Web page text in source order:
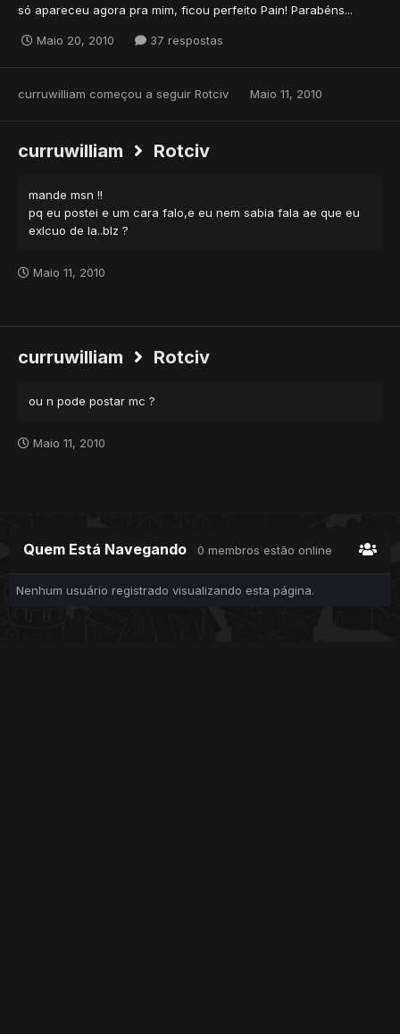
só apareceu agora pra mim, ficou perfeito Pain! Parabéns...
Maio 20, 2010 37 respostas
curruwilliam começou a seguir Rotciv Maio 11, 2010
curruwilliam Rotciv
mande msn !!
pq eu postei e um cara falo,e eu nem sabia fala ae que eu
exlcuo de la..blz ?
Maio 11, 2010
curruwilliam Rotciv
ou n pode postar mc ?
Maio 11, 2010
Quem Está Navegando 0 membros estão online
Nenhum usuário registrado visualizando esta página.